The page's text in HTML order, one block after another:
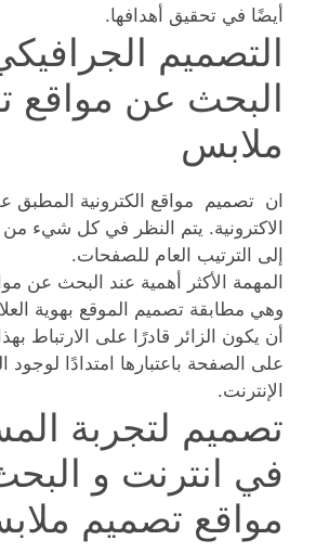
أيضًا في تحقيق أهدافها.
التصميم
البحث عن مواقع
ملابس
ان تصميم مواقع الكترونية المطبق
الاكترونية. يتم النظر في كل شيء
إلى الترتيب العام للصفحات.
المهمة الأكثر أهمية عند البحث عن
وهي مطابقة تصميم الموقع بهوية
أن يكون الزائر قادرًا على الارتباط
على الصفحة باعتبارها امتدادًا لوجود
الإنترنت.
تصميم لتجربة
في انترنت و
مواقع تصميم